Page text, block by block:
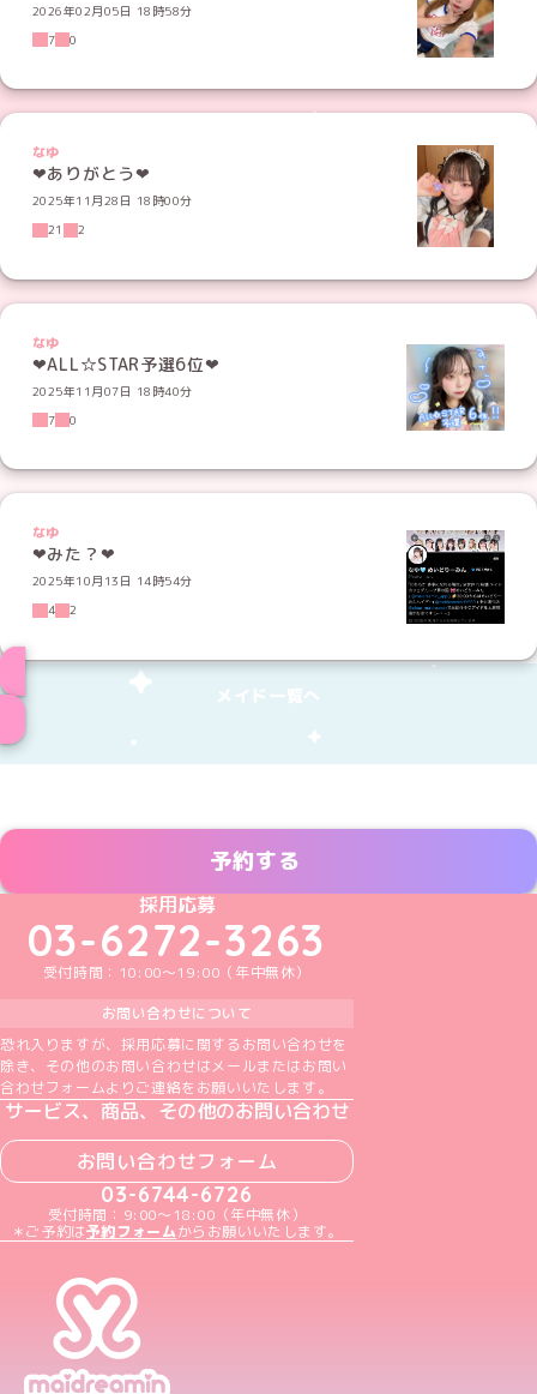
2026年02月05日 18時58分
7
0
なゆ
❤︎ありがとう❤︎
2025年11月28日 18時00分
21
2
なゆ
❤︎ALL☆STAR予選6位❤︎
2025年11月07日 18時40分
7
0
なゆ
2025年10月13日 14時54分
4
2
メイド一覧へ
予約する
めいどりーみんTikTok公式アカウント
めいどりーみんX公式アカウント
めいどりーみんInstagram公式アカウント
めいどりーみんFacebook公式アカウン
めいどりーみんYouTube公式アカ
採用応募
03-6272-3263
受付時間：10:00～19:00（年中無休）
お問い合わせについて
恐れ入りますが、採用応募に関するお問い合わせを
除き、その他のお問い合わせはメールまたはお問い
合わせフォームよりご連絡をお願いいたします。
サービス、商品、その他のお問い合わせ
お問い合わせフォーム
03-6744-6726
受付時間：9:00～18:00（年中無休）
＊ご予約は予約フォームからお願いいたします。